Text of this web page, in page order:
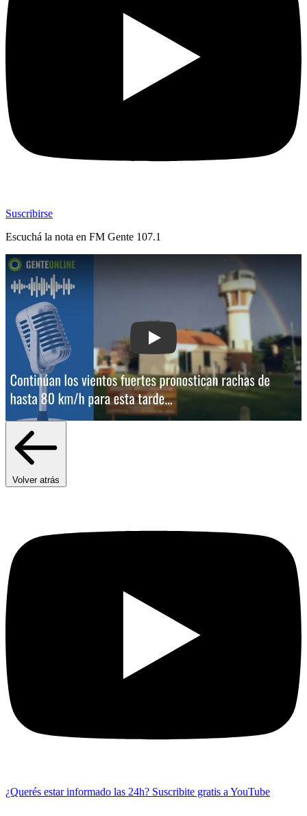
Suscribirse
Escuchá la nota en FM Gente 107.1
Play: Continúan los vientos fuertes:
Volver atrás
¿Querés estar informado las 24h? Suscribite gratis a YouTube